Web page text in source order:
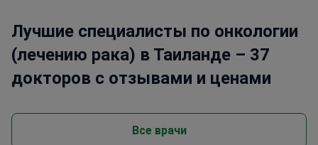
Лучшие специалисты по онкологии
(лечению рака) в Таиланде – 37
докторов с отзывами и ценами
Все врачи